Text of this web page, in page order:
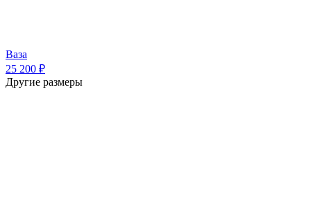
Ваза
25 200 ₽
Другие размеры